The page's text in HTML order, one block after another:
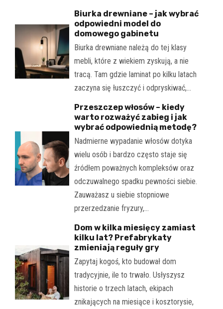
Biurka drewniane – jak wybrać
odpowiedni model do
domowego gabinetu
Biurka drewniane należą do tej klasy
mebli, które z wiekiem zyskują, a nie
tracą. Tam gdzie laminat po kilku latach
zaczyna się łuszczyć i odpryskiwać,…
Przeszczep włosów – kiedy
warto rozważyć zabieg i jak
wybrać odpowiednią metodę?
Nadmierne wypadanie włosów dotyka
wielu osób i bardzo często staje się
źródłem poważnych kompleksów oraz
odczuwalnego spadku pewności siebie.
Zauważasz u siebie stopniowe
przerzedzanie fryzury,…
Dom w kilka miesięcy zamiast
kilku lat? Prefabrykaty
zmieniają reguły gry
Zapytaj kogoś, kto budował dom
tradycyjnie, ile to trwało. Usłyszysz
historie o trzech latach, ekipach
znikających na miesiące i kosztorysie,